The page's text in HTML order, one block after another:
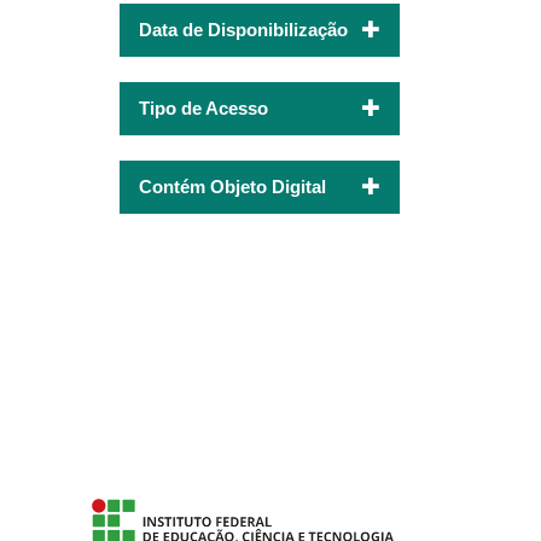
Data de Disponibilização
Tipo de Acesso
Contém Objeto Digital